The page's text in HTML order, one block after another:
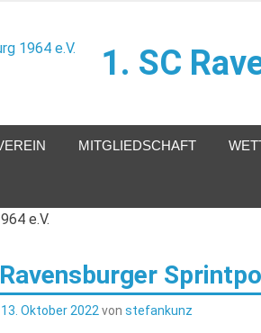
1. SC
MITGLIEDSCHAFT
13. Oktober 2022 von stefankunz